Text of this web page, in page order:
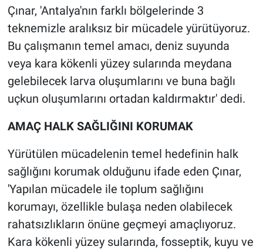
Çınar, 'Antalya'nın farklı bölgelerinde 3
teknemizle aralıksız bir mücadele yürütüyoruz.
Bu çalışmanın temel amacı, deniz suyunda
veya kara kökenli yüzey sularında meydana
gelebilecek larva oluşumlarını ve buna bağlı
uçkun oluşumlarını ortadan kaldırmaktır' dedi.
AMAÇ HALK SAĞLIĞINI KORUMAK
Yürütülen mücadelenin temel hedefinin halk
sağlığını korumak olduğunu ifade eden Çınar,
'Yapılan mücadele ile toplum sağlığını
korumayı, özellikle bulaşa neden olabilecek
rahatsızlıkların önüne geçmeyi amaçlıyoruz.
Kara kökenli yüzey sularında, fosseptik, kuyu ve